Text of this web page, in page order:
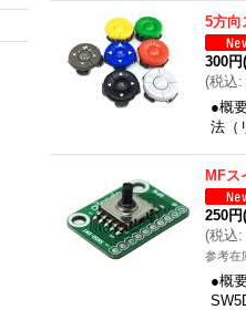
5方向
300円
(税込:
●概
法（
MFス
250円
(税込:
参考在
●概